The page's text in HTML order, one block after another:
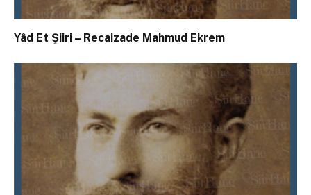
Yâd Et Şiiri – Recaizade Mahmud Ekrem